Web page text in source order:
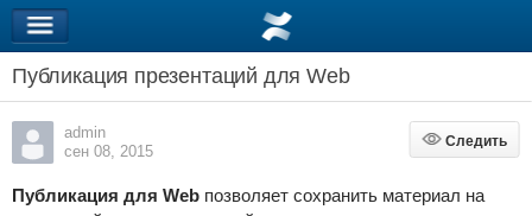
Публикация презентаций для Web
admin
сен 08, 2015
Следить
Следить
Публикация для Webпозволяет сохранить материал на